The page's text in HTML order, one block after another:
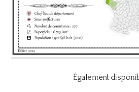
Également